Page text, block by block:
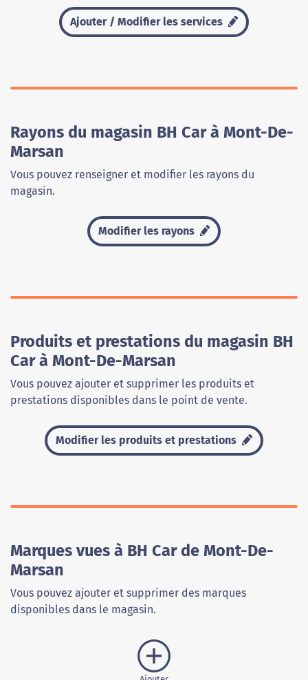
Ajouter / Modifier les services
Rayons du magasin BH Car à Mont-De-
Marsan
Vous pouvez renseigner et modifier les rayons du
magasin.
Modifier les rayons
Produits et prestations du magasin BH
Car à Mont-De-Marsan
Vous pouvez ajouter et supprimer les produits et
prestations disponibles dans le point de vente.
Modifier les produits et prestations
Marques vues à BH Car de Mont-De-
Marsan
Vous pouvez ajouter et supprimer des marques
disponibles dans le magasin.